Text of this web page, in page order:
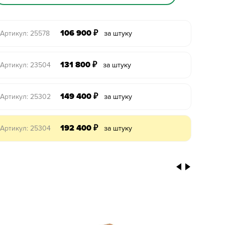
Артикул: 25578 106 900 ₽ за штуку
Артикул: 23504 131 800 ₽ за штуку
Артикул: 25302 149 400 ₽ за штуку
Артикул: 25304 192 400 ₽ за штуку